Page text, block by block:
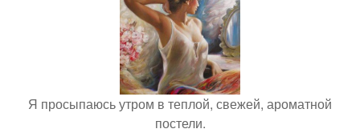
Я просыпаюсь утром в теплой, свежей, ароматной
постели.